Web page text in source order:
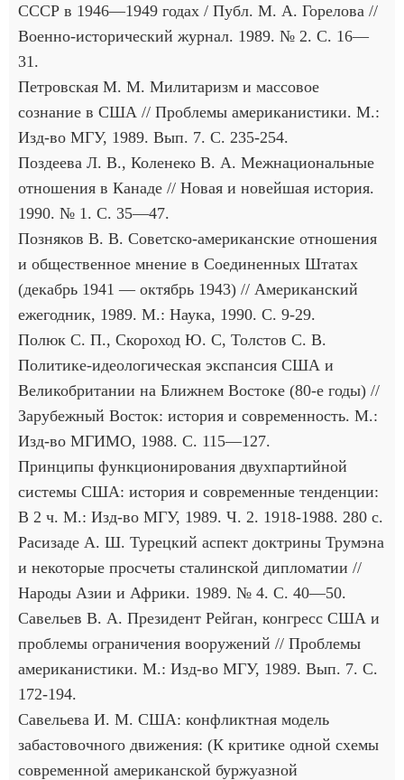
СССР в 1946—1949 годах / Публ. М. А. Горелова //
Военно-исторический журнал. 1989. № 2. С. 16—
31.
Петровская М. М. Милитаризм и массовое
сознание в США // Проблемы американистики. М.:
Изд-во МГУ, 1989. Вып. 7. С. 235-254.
Поздеева Л. В., Коленеко В. А. Межнациональные
отношения в Канаде // Новая и новейшая история.
1990. № 1. С. 35—47.
Позняков В. В. Советско-американские отношения
и общественное мнение в Соединенных Штатах
(декабрь 1941 — октябрь 1943) // Американский
ежегодник, 1989. М.: Наука, 1990. С. 9-29.
Полюк С. П., Скороход Ю. С, Толстов С. В.
Политике-идеологическая экспансия США и
Великобритании на Ближнем Востоке (80-е годы) //
Зарубежный Восток: история и современность. М.:
Изд-во МГИМО, 1988. С. 115—127.
Принципы функционирования двухпартийной
системы США: история и современные тенденции:
В 2 ч. М.: Изд-во МГУ, 1989. Ч. 2. 1918-1988. 280 с.
Расизаде А. Ш. Турецкий аспект доктрины Трумэна
и некоторые просчеты сталинской дипломатии //
Народы Азии и Африки. 1989. № 4. С. 40—50.
Савельев В. А. Президент Рейган, конгресс США и
проблемы ограничения вооружений // Проблемы
американистики. М.: Изд-во МГУ, 1989. Вып. 7. С.
172-194.
Савельева И. М. США: конфликтная модель
забастовочного движения: (К критике одной схемы
современной американской буржуазной